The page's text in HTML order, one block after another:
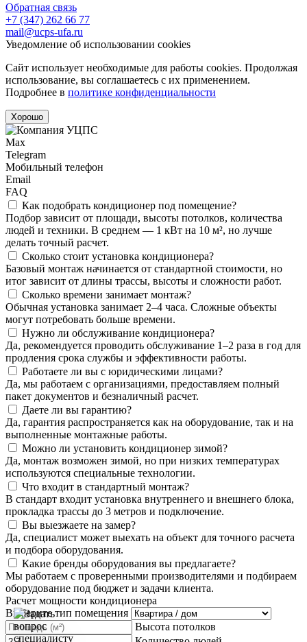
Обратная связь
+7 (347) 262 66 77
mail@ucps-ufa.ru
Уведомление об использовании cookies
Сайт использует необходимые для работы cookies. Продолжая
использование, вы соглашаетесь с их применением.
Подробнее в политике конфиденциальности
Хорошо
Max
Telegram
Мобильный телефон
Email
FAQ
Как подобрать кондиционер под помещение?
Подбор зависит от площади, высоты потолков, количества
людей и техники. В среднем — 1 кВт на 10 м², но лучше
делать точный расчет.
Сколько стоит установка кондиционера?
Базовый монтаж начинается от стандартной стоимости, но
итог зависит от длины трассы, высоты и сложности работ.
Сколько времени занимает монтаж?
Обычная установка занимает 2–4 часа. Сложные объекты
могут потребовать больше времени.
Нужно ли обслуживание кондиционера?
Да, рекомендуется проводить обслуживание 1–2 раза в год для
продления срока службы и эффективности работы.
Работаете ли вы с юридическими лицами?
Да, мы работаем с организациями, предоставляем полный
пакет документов и безналичный расчет.
Даете ли вы гарантию?
Да, гарантия распространяется как на оборудование, так и на
выполненные монтажные работы.
Можно ли установить кондиционер зимой?
Да, монтаж возможен зимой, но при низких температурах
используются специальные технологии.
Что входит в стандартный монтаж?
В стандарт входит установка внутреннего и внешнего блока,
прокладка трассы до 3 метров и подключение.
Вы выезжаете на замер?
Да, специалист может выехать на объект для точного расчета
и подбора оборудования.
Какие бренды оборудования вы предлагаете?
Мы работаем с проверенными производителями и подбираем
оборудование под бюджет и задачи клиента.
Расчет мощности кондиционера
Выберите тип помещения
Высота потолков